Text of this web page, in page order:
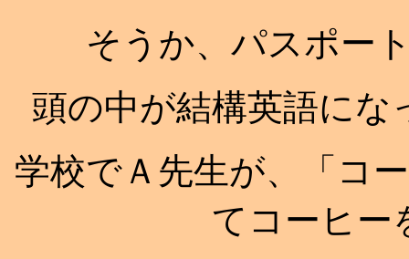
そうか、パスポー
頭の中が結構英語に
学校でＡ先生が、「コ
てコーヒー